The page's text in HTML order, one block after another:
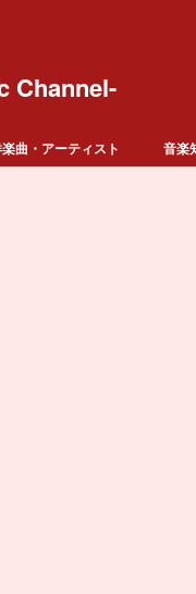
Channel-
曲・アーティスト 音楽